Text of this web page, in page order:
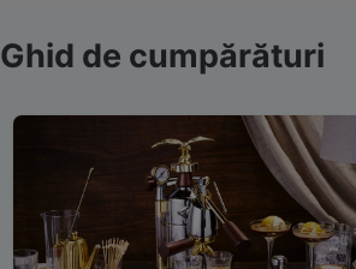
Ghid de cumpărături